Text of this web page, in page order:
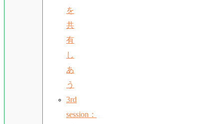
を
共
有
し
あ
う
3rd
session：